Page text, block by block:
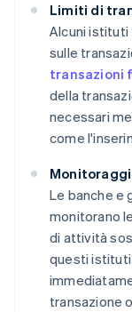
Limiti di
Alcuni istituti
sulle
transazioni
della
necessari
come
Le banche e
monitorano
di attività
questi
transazione